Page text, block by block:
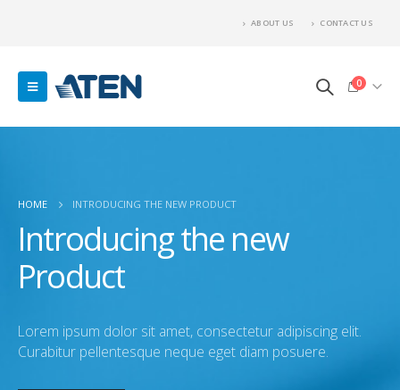
ABOUT US CONTACT US
0
HOME INTRODUCING THE NEW PRODUCT
Introducing the new
Product
Lorem ipsum dolor sit amet, consectetur adipiscing elit.
Curabitur pellentesque neque eget diam posuere.